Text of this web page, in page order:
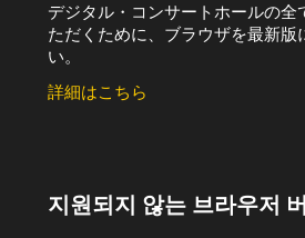
デジタル・コンサートホールの全
ただくために、ブラウザを最新版
い。
詳細はこちら
지원되지 않는 브라우저